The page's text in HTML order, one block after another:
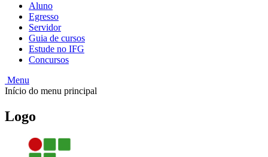
Aluno
Egresso
Servidor
Guia de cursos
Estude no IFG
Concursos
Menu
Início do menu principal
Logo